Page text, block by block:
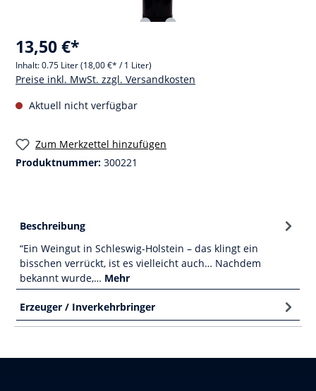
13,50 €*
Inhalt:0.75 Liter(18,00 €* / 1 Liter)
Preise inkl. MwSt. zzgl. Versandkosten
Aktuell nicht verfügbar
Zum Merkzettel hinzufügen
Produktnummer: 300221
Beschreibung
“Ein Weingut in Schleswig-Holstein – das klingt ein
bisschen verrückt, ist es vielleicht auch… Nachdem
bekannt wurde,… Mehr
Erzeuger / Inverkehrbringer